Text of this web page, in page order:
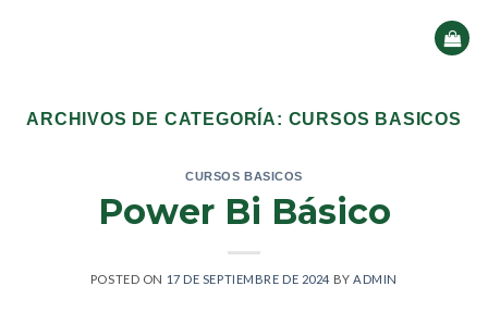
ARCHIVOS DE CATEGORÍA: CURSOS BASICOS
CURSOS BASICOS
Power Bi Básico
POSTED ON 17 DE SEPTIEMBRE DE 2024 BY ADMIN